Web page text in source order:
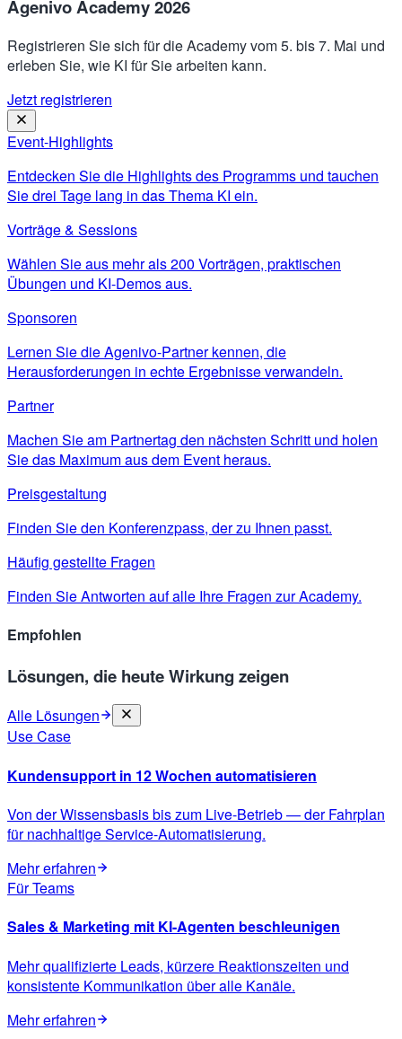
Agenivo Academy 2026
Registrieren Sie sich für die Academy vom 5. bis 7. Mai und
erleben Sie, wie KI für Sie arbeiten kann.
Jetzt registrieren
Event-Highlights
Entdecken Sie die Highlights des Programms und tauchen
Sie drei Tage lang in das Thema KI ein.
Vorträge & Sessions
Wählen Sie aus mehr als 200 Vorträgen, praktischen
Übungen und KI-Demos aus.
Sponsoren
Lernen Sie die Agenivo-Partner kennen, die
Herausforderungen in echte Ergebnisse verwandeln.
Partner
Machen Sie am Partnertag den nächsten Schritt und holen
Sie das Maximum aus dem Event heraus.
Preisgestaltung
Finden Sie den Konferenzpass, der zu Ihnen passt.
Häufig gestellte Fragen
Finden Sie Antworten auf alle Ihre Fragen zur Academy.
Empfohlen
Lösungen, die heute Wirkung zeigen
Alle Lösungen
Use Case
Kundensupport in 12 Wochen automatisieren
Von der Wissensbasis bis zum Live-Betrieb — der Fahrplan
für nachhaltige Service-Automatisierung.
Mehr erfahren
Für Teams
Sales & Marketing mit KI-Agenten beschleunigen
Mehr qualifizierte Leads, kürzere Reaktionszeiten und
konsistente Kommunikation über alle Kanäle.
Mehr erfahren